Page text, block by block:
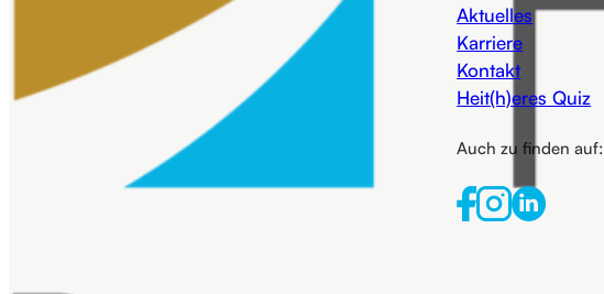
Aktuelles
Karriere
Kontakt
Heit(h)eres Quiz
Auch zu finden auf: